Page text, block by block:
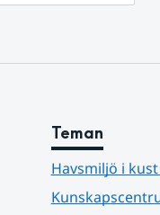
Teman
Havsmiljö i